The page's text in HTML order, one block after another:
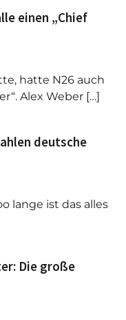
einen „Chief
hatte N26 auch
Alex Weber […]
deutsche
lange ist das alles
Die große